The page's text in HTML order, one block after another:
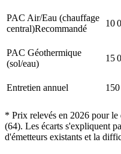
PAC Air/Eau (chauffage
central)Recommandé
10
PAC Géothermique
(sol/eau)
15
Entretien annuel
150
* Prix relevés en 2026 pour le
(64). Les écarts s'expliquent
d'émetteurs existants et la